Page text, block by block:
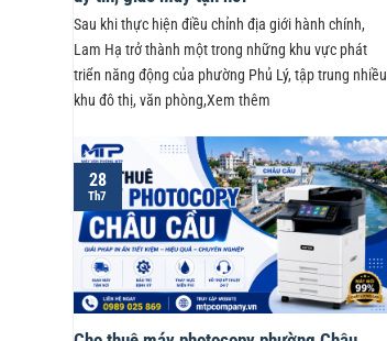
Sau khi thực hiện điều chỉnh địa giới hành chính,
Lam Hạ trở thành một trong những khu vực phát
triển năng động của phường Phủ Lý, tập trung nhiều
khu đô thị, văn phòng,Xem thêm
28
Th7